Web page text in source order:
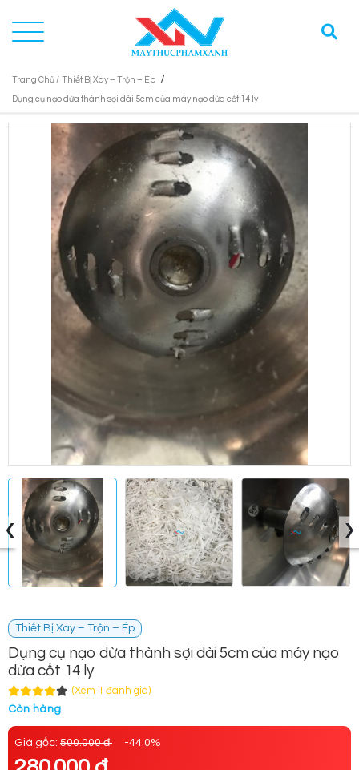
Trang Chủ / Thiết Bị Xay – Trộn – Ép /
Dụng cụ nạo dừa thành sợi dài 5cm của máy nạo dừa cốt 14 ly
‹ ›
Thiết Bị Xay – Trộn – Ép
Dụng cụ nạo dừa thành sợi dài 5cm của máy nạo
dừa cốt 14 ly
(Xem 1 đánh giá)
Còn hàng
Giá gốc: 500.000 đ -44.0%